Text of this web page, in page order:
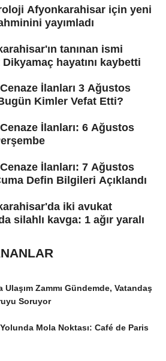
Afyonkarahisar için yeni
yayımladı
tanınan ismi
hayatını kaybetti
İlanları 3 Ağustos
Kimler Vefat Etti?
İlanları: 6 Ağustos
İlanları: 7 Ağustos
Defin Bilgileri Açıklandı
iki avukat
silahlı kavga: 1 ağır yaralı
Ulaşım Zammı Gündemde, Vatandaş
Soruyor
Mola Noktası: Café de Paris